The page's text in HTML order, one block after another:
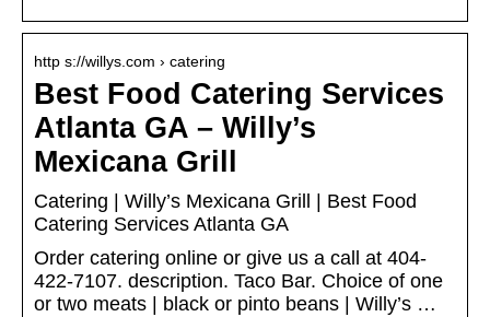
http s://willys.com › catering
Best Food Catering Services
Atlanta GA – Willy’s
Mexicana Grill
Catering | Willy’s Mexicana Grill | Best Food
Catering Services Atlanta GA
Order catering online or give us a call at 404-
422-7107. description. Taco Bar. Choice of one
or two meats | black or pinto beans | Willy’s …